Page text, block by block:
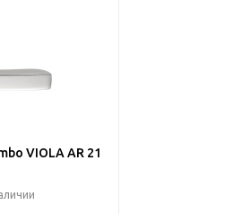
VIOLA AR 21